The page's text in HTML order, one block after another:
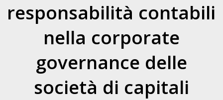
responsabilità contabili
nella corporate
governance delle
società di capitali